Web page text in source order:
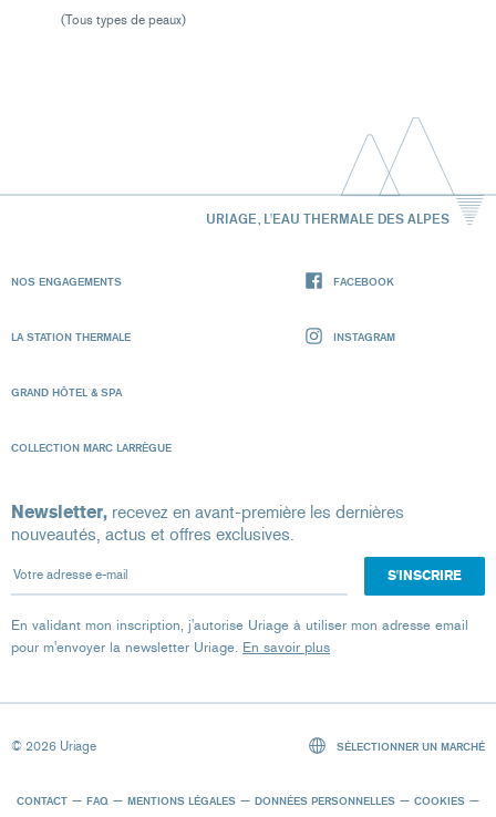
(Tous types de peaux)
URIAGE, L'EAU THERMALE DES ALPES
NOS ENGAGEMENTS
LA STATION THERMALE
GRAND HÔTEL & SPA
COLLECTION MARC LARRÈGUE
FACEBOOK
INSTAGRAM
Newsletter, recevez en avant-première les dernières
nouveautés, actus et offres exclusives.
Votre adresse e-mail
En validant mon inscription, j'autorise Uriage à utiliser mon adresse email
pour m'envoyer la newsletter Uriage. En savoir plus
© 2026 Uriage
CONTACT FAQ MENTIONS LÉGALES DONNÉES PERSONNELLES
COOKIES
SÉLECTIONNER UN MARCHÉ